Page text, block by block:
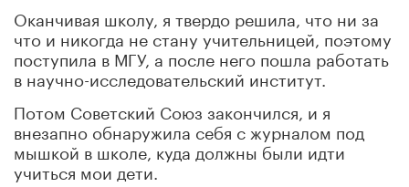
Оканчивая школу, я твердо решила, что ни за
что и никогда не стану учительницей, поэтому
поступила в МГУ, а после него пошла работать
в научно-исследовательский институт.
Потом Советский Союз закончился, и я
внезапно обнаружила себя с журналом под
мышкой в школе, куда должны были идти
учиться мои дети.